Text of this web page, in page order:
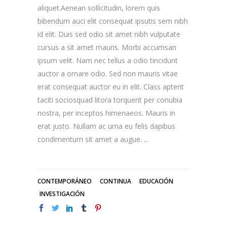
aliquet.Aenean sollicitudin, lorem quis
bibendum auci elit consequat ipsutis sem nibh
id elit. Duis sed odio sit amet nibh vulputate
cursus a sit amet mauris. Morbi accumsan
ipsum velit. Nam nec tellus a odio tincidunt
auctor a ornare odio. Sed non mauris vitae
erat consequat auctor eu in elit. Class aptent
taciti sociosquad litora torquent per conubia
nostra, per inceptos himenaeos. Mauris in
erat justo. Nullam ac urna eu felis dapibus
condimentum sit amet a augue.
CONTEMPORÁNEO CONTINUA
EDUCACIÓN
INVESTIGACIÓN